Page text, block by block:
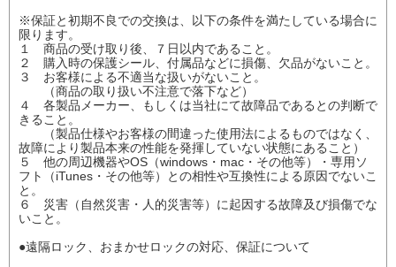
※保証と初期不良での交換は、以下の条件を満たしている場合に
限ります。
１ 商品の受け取り後、７日以内であること。
２ 購入時の保護シール、付属品などに損傷、欠品がないこと。
３ お客様による不適当な扱いがないこと。
（商品の取り扱い不注意で落下など）
４ 各製品メーカー、もしくは当社にて故障品であるとの判断で
きること。
（製品仕様やお客様の間違った使用法によるものではなく、
故障により製品本来の性能を発揮していない状態にあること）
５ 他の周辺機器やOS（windows・mac・その他等）・専用ソ
フト（iTunes・その他等）との相性や互換性による原因でないこ
と。
６ 災害（自然災害・人的災害等）に起因する故障及び損傷でな
いこと。
●遠隔ロック、おまかせロックの対応、保証について